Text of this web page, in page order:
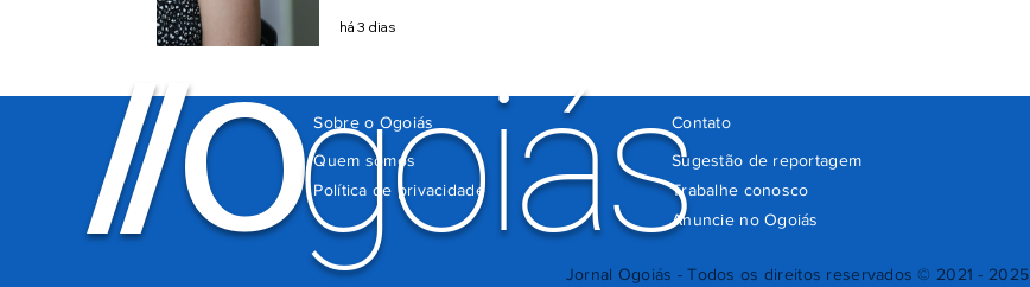
há 3 dias
Jornal Ogoiás - Todos os direitos reservados © 2021 - 2025
//Ogoiás
Quem somos
Sugestão de reportagem
Trabalhe conosco
Política de privacidade
Anuncie no Ogoiás
Contato
Sobre o Ogoiás